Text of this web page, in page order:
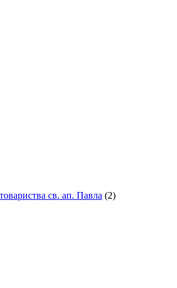
св. ап. Павла (2)